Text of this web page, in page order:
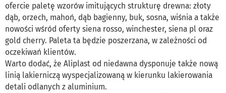
ofercie paletę wzorów imitujących strukturę drewna: złoty
dąb, orzech, mahoń, dąb bagienny, buk, sosna, wiśnia a także
nowości wśród oferty siena rosso, winchester, siena pl oraz
gold cherry. Paleta ta będzie poszerzana, w zależności od
oczekiwań klientów.
Warto dodać, że Aliplast od niedawna dysponuje także nową
linią lakierniczą wyspecjalizowaną w kierunku lakierowania
detali odlanych z aluminium.